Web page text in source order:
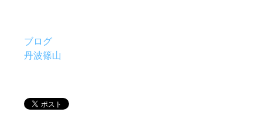
ブログ
丹波篠山